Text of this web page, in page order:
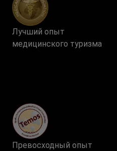
Лучший опыт
медицинского туризма
Превосходный опыт